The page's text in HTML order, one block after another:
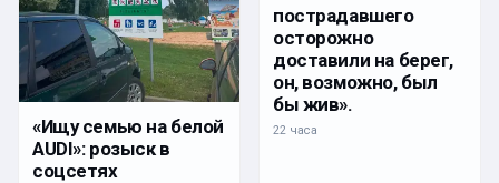
«Ищу семью на белой
AUDI»: розыск в
соцсетях
пострадавшего
осторожно
доставили на берег,
он, возможно, был
бы жив».
22 часа